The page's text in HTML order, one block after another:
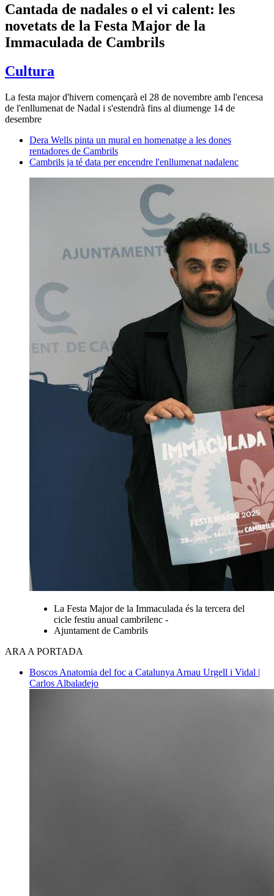
Cantada de nadales o el vi calent: les
novetats de la Festa Major de la
Immaculada de Cambrils
Cultura
La festa major d'hivern començarà el 28 de novembre amb l'encesa
de l'enllumenat de Nadal i s'estendrà fins al diumenge 14 de
desembre
Dera Wells pinta un mural en homenatge a les dones
rentadores de Cambrils
Cambrils ja té data per encendre l'enllumenat nadalenc
La Festa Major de la Immaculada és la tercera del
cicle festiu anual cambrilenc -
Ajuntament de Cambrils
ARA A PORTADA
Boscos Anatomia del foc a Catalunya Arnau Urgell i Vidal |
Carlos Albaladejo